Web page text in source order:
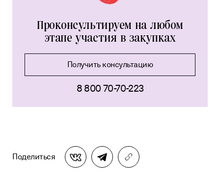
Проконсультируем на любом
этапе участия в закупках
Получить консультацию
8 800 70-70-223
Поделиться